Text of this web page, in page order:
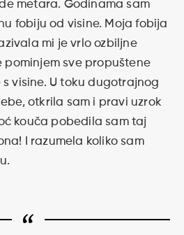
metara. Godinama sam
fobiju od visine. Moja fobija
mi je vrlo ozbiljne
pominjem sve propuštene
visine. U toku dugotrajnog
otkrila sam i pravi uzrok
kouča pobedila sam taj
I razumela koliko sam